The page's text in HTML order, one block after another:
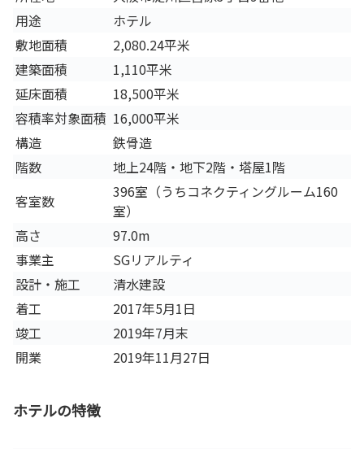
用途
ホテル
敷地面積
2,080.24平米
建築面積
1,110平米
延床面積
18,500平米
容積率対象面積 16,000平米
構造
鉄骨造
階数
地上24階・地下2階・塔屋1階
客室数
396室（うちコネクティングルーム160
室）
高さ
97.0m
事業主
SGリアルティ
設計・施工
清水建設
着工
2017年5月1日
竣工
2019年7月末
開業
2019年11月27日
ホテルの特徴